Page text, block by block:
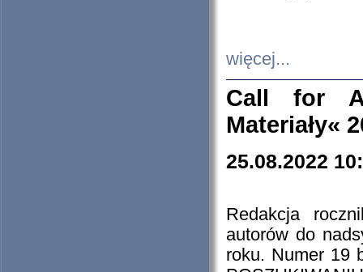
więcej...
Call for
Materiały«
25.08.2022
Redakcja
autorów do
roku. Numer 19